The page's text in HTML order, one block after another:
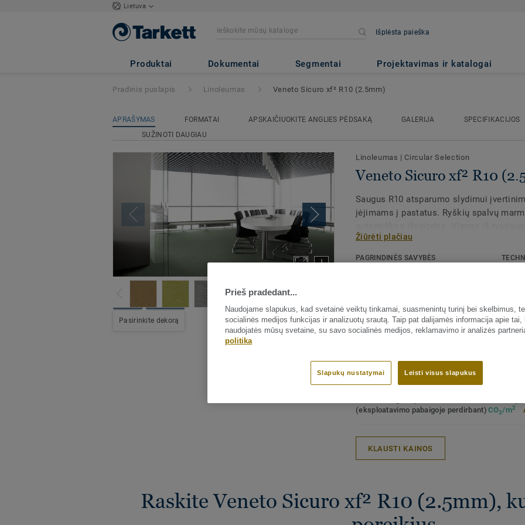
Lietuva
Išplėsta paieška
Produktai Dokumentai Segmentai Projektavimas ir katalogai
Veneto Sicuro xf² R10 (2.5mm)
Pradinis puslapis Linoleumas Veneto Sicuro xf² R10 (2.5mm)
APRAŠYMAS FORMATAI APSKAIČIUOKITE ANGLIES PĖDSAKĄ GALERIJA
SPECIFIKACIJOS
SUŽINOTI DAUGIAU
Pasirinkite dekorą Visi dekorai (41)
Linoleumas | Circular Selection
Veneto Sicuro xf² R10
Saugus R10 atsparumo slydimui
įėjimams į pastatus. Ryškių spalvų
sprendimų rinkoje, mūsų linoleumas
natūralių žaliavų. Apdorotas unikalia xf²
Gaminį galima įsigyti pagal užsakymą iš
Žiūrėti plačiau
PAGRINDINĖS SAVYBĖS
Heavy
(eksploatavimo pabaigoje perdirbant) CO2/m2
KLAUSTI KAINOS
Raskite Veneto Sicuro xf² R10 (2.5mm),
Prieš pradedant...
Naudojame slapukus, kad svetainė veiktų tinkamai, suasmenintų turinį bei skelbimus,
socialinės medijos funkcijas ir analizuotų srautą. Taip pat dalijamės informacija apie tai,
naudojatės mūsų svetaine, su savo socialinės medijos, reklamavimo ir analizės
politika
Leisti visus slapukus
Slapukų nustatymai